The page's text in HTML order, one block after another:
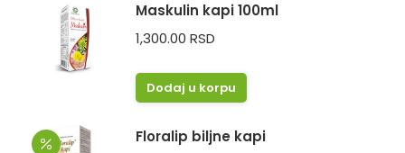
Maskulin kapi 100ml
1,300.00 RSD
Dodaj u korpu
Floralip biljne kapi